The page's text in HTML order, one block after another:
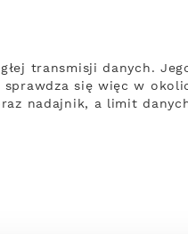
transmisji danych.
się więc w
nadajnik, a limit